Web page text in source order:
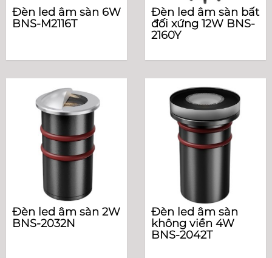
Đèn led âm sàn 6W
BNS-M2116T
Đèn led âm sàn bất
đối xứng 12W BNS-
2160Y
Đèn led âm sàn 2W
BNS-2032N
Đèn led âm sàn
không viền 4W
BNS-2042T